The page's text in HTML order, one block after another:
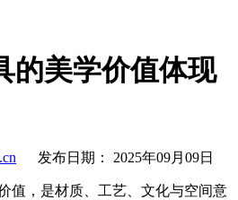
的美学价值体现
发布日期： 2025年09月09日
，是材质、工艺、文化与空间意